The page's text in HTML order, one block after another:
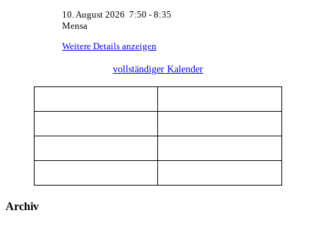
10. August 2026 7:50 - 8:35
Mensa
Weitere Details anzeigen
vollständiger Kalender
Archiv